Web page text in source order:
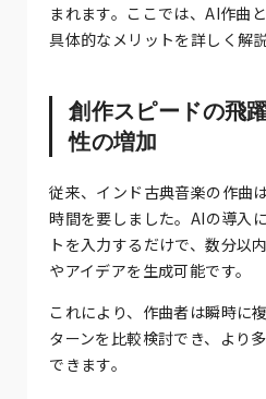
まれます。ここでは、AI作曲
具体的なメリットを詳しく解説
創作スピードの飛
性の増加
従来、インド古典音楽の作曲
時間を要しました。AIの導入
トを入力するだけで、数分以
やアイデアを生成可能です。
これにより、作曲者は瞬時に
ターンを比較検討でき、より
できます。